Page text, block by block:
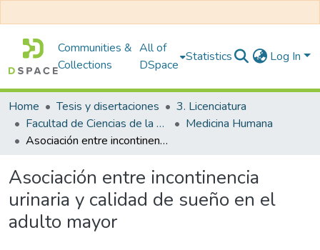
Communities &
Collections
All of
DSpace
Statistics Log In
Home Tesis y disertaciones
3. Licenciatura
Facultad de Ciencias de la Salud
Medicina Humana
Asociación entre incontinencia urinaria y calidad de sueño en el adulto mayor
Asociación entre incontinencia
urinaria y calidad de sueño en el
adulto mayor